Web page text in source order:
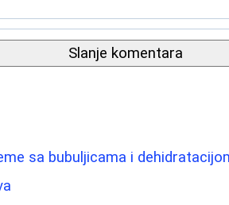
Slanje komentara
sa bubuljicama i